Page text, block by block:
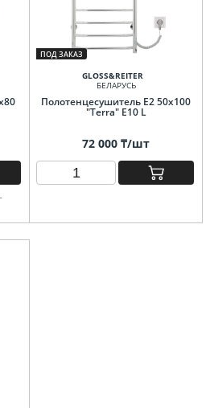
-
ПОД ЗАКАЗ
GLOSS&REITER
БЕЛАРУСЬ
Полотенцесушитель E2 50x100
"Terra" Е10 L
72 000 ₸/шт